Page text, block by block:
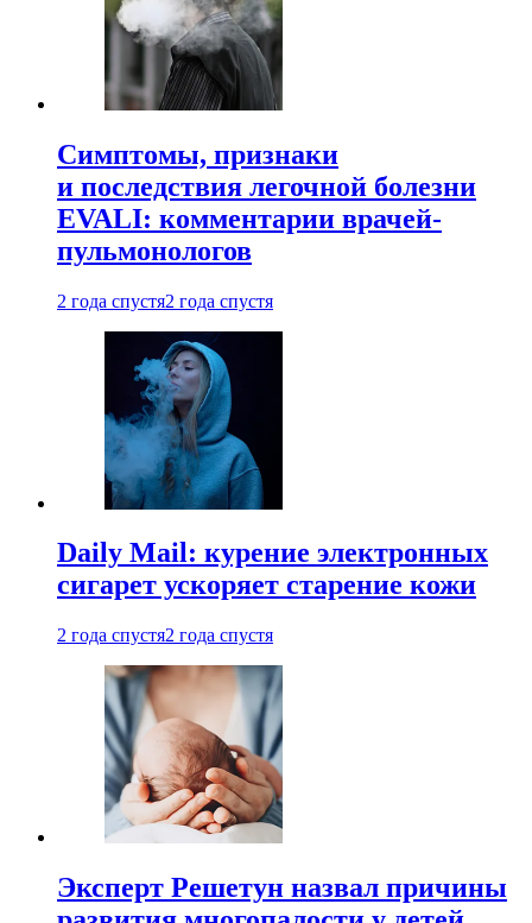
Симптомы, признаки
и последствия легочной болезни
EVALI: комментарии врачей-
пульмонологов
2 года спустя2 года спустя
Daily Mail: курение электронных
сигарет ускоряет старение кожи
2 года спустя2 года спустя
Эксперт Решетун назвал причины